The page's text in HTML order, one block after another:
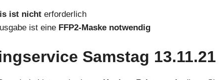
ist nicht erforderlich
ist eine FFP2-Maske notwendig
Samstag 13.11.21